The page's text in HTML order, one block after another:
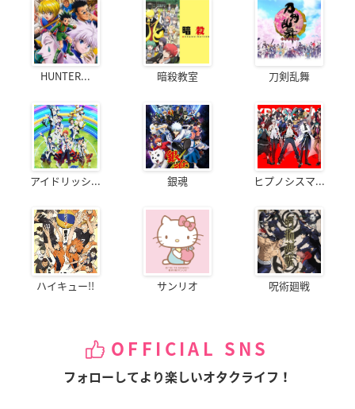
HUNTER... 暗殺教室 刀剣乱舞
アイドリッシ... 銀魂 ヒプノシスマ...
ハイキュー!! サンリオ 呪術廻戦
OFFICIAL SNS
フォローしてより楽しいオタクライフ！